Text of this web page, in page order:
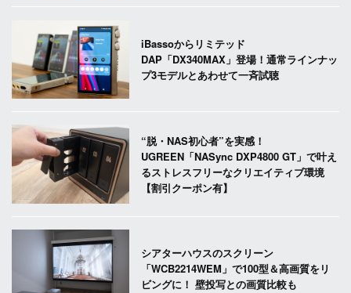
iBassoからリミテッド
DAP「DX340MAX」登場！通常ラインナッ
プ3モデルとあわせて一斉試聴
“脱・NAS初心者”を実感！
UGREEN「NASync DXP4800 GT」で叶え
るストレスフリーなクリエイティブ環境
【割引クーポン有】
シアターハウスのスクリーン
「WCB2214WEM」で100型＆高画質をリ
ビングに！ 壁投写との画質比較も